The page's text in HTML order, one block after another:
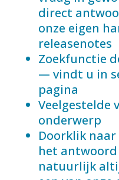
direct
onze eigen
releasenotes
Zoekfunctie
— vindt u in
pagina
Veelgestelde
onderwerp
Doorklik
het
natuurlijk